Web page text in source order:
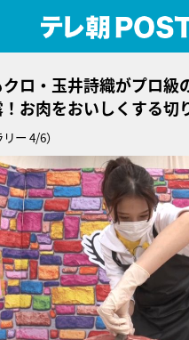
ロ・玉井詩織がプロ級
お肉をおいしくする切
ー 4/6）